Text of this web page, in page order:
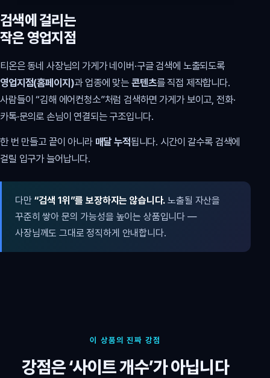
검색에 걸리는
작은 영업지점
티온은 동네 사장님의 가게가 네이버·구글 검색에 노출되도록
영업지점(홈페이지)과 업종에 맞는 콘텐츠를 직접 제작합니다.
사람들이 “김해 에어컨청소”처럼 검색하면 가게가 보이고, 전화·
카톡·문의로 손님이 연결되는 구조입니다.
한 번 만들고 끝이 아니라 매달 누적됩니다. 시간이 갈수록 검색에
걸릴 입구가 늘어납니다.
다만 “검색 1위”를 보장하지는 않습니다. 노출될 자산을
꾸준히 쌓아 문의 가능성을 높이는 상품입니다 —
사장님께도 그대로 정직하게 안내합니다.
이 상품의 진짜 강점
강점은 ‘사이트 개수’가 아닙니다